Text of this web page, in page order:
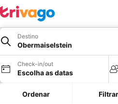
Destino
Obermaiselstein
Check-in/out
Escolha as datas
Ordenar Filtrar